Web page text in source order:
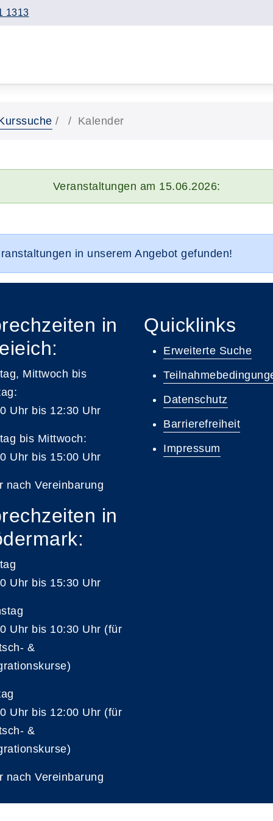
1313
Kalender
Veranstaltungen am 15.06.2026:
in unserem Angebot gefunden!
in
Mittwoch bis
Uhr bis 12:30 Uhr
bis Mittwoch:
Uhr bis 15:00 Uhr
nach Vereinbarung
in
Uhr bis 15:30 Uhr
Uhr bis 10:30 Uhr (für
&
Uhr bis 12:00 Uhr (für
&
nach Vereinbarung
Quicklinks
Erweiterte Suche
Datenschutz
Barrierefreiheit
Impressum